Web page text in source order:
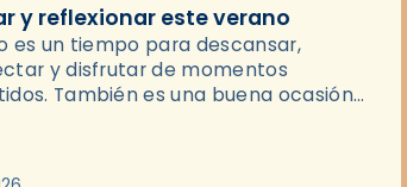
y reflexionar este verano
es un tiempo para descansar,
y disfrutar de momentos
También es una buena ocasión